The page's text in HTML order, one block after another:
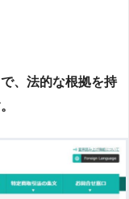
、法的な根拠を持